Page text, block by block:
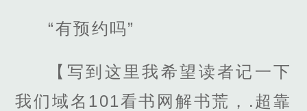
“有预约吗”
【写到这里我希望读者记一下
我们域名101看书网解书荒，.超靠